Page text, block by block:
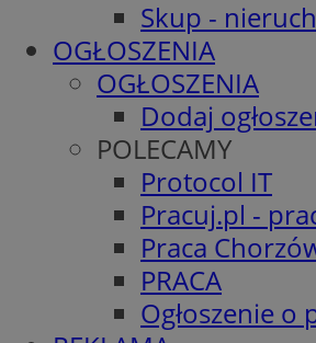
Skup -
OGŁOSZENIA
OGŁOSZENIA
Dodaj
POLECAMY
Protocol IT
Pracuj.pl -
Praca
PRACA
Ogłoszenie o